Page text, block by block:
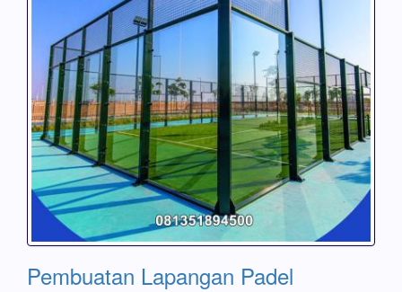
Pembuatan Lapangan Padel